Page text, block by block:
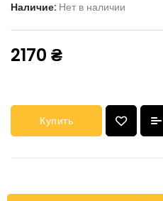
Наличие: Нет в наличии
2170 ₴
Купить